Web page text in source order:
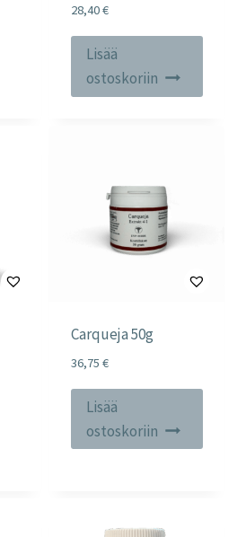
28,40€
Lisää
ostoskoriin
Carqueja 50g
36,75 €
Lisää
ostoskoriin